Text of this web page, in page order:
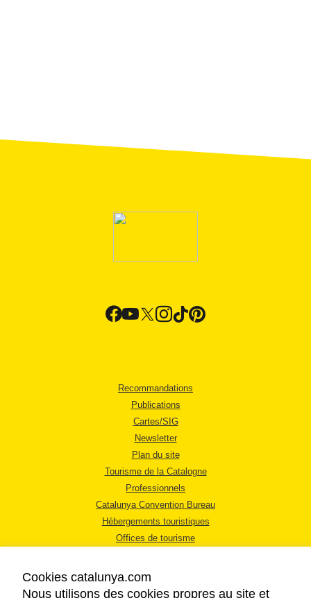
Recommandations
Publications
Cartes/SIG
Newsletter
Plan du site
Tourisme de la Catalogne
Professionnels
Catalunya Convention Bureau
Hébergements touristiques
Offices de tourisme
Cookies catalunya.com
Nous utilisons des cookies propres au site et